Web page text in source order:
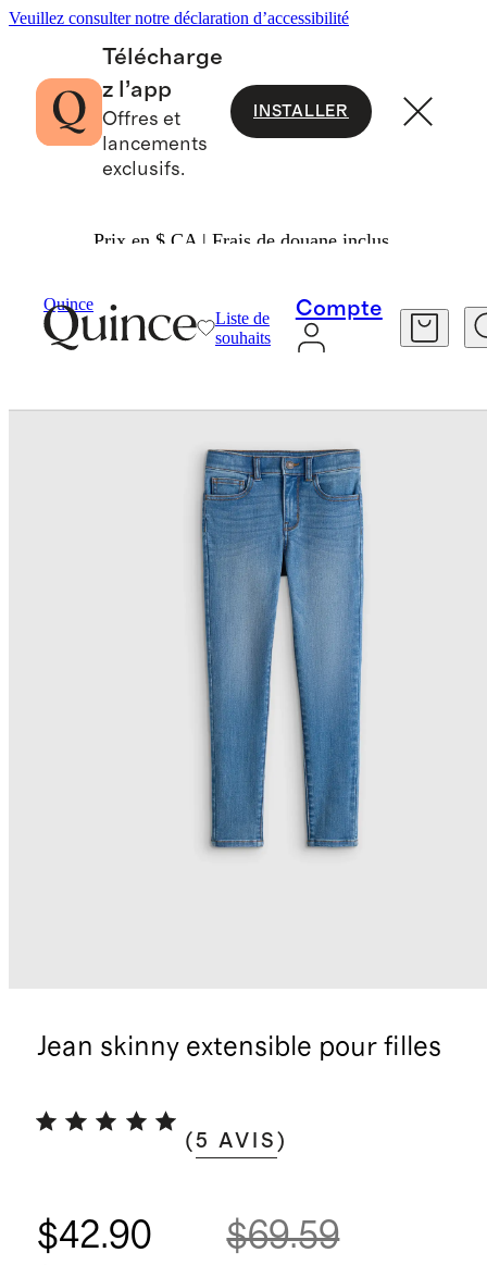
Veuillez consulter notre déclaration d’accessibilité
Télécharge
z l’app
Offres et
lancements
exclusifs.
INSTALLER
Prix en $ CA | Frais de douane inclus.
Quince
Liste de
souhaits
Compte
Jean skinny extensible pour filles
(5 AVIS )
$42.90 $69.59